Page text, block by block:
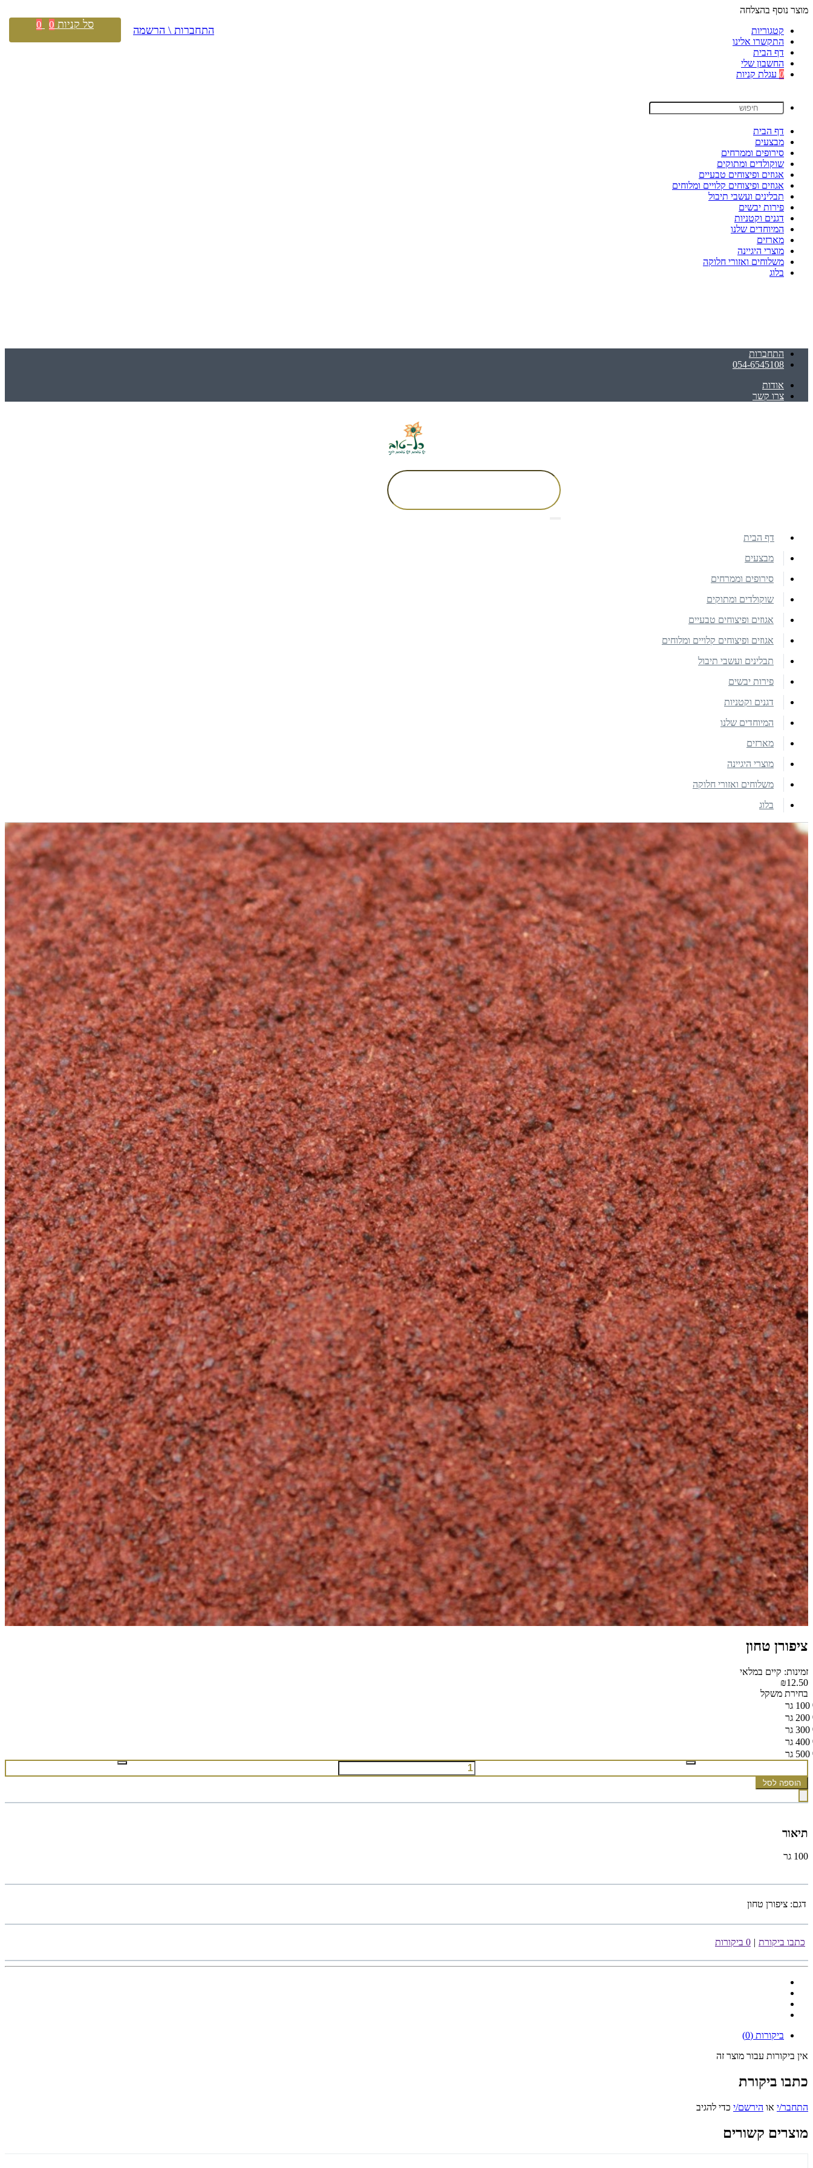
מוצר נוסף בהצלחה
קטגוריות
התקשרו אלינו
דף הבית
החשבון שלי
0 עגלת קניות
דף הבית
מבצעים
סירופים וממרחים
שוקולדים ומתוקים
אגוזים ופיצוחים טבעיים
אגוזים ופיצוחים קלויים ומלוחים
תבלינים ועשבי תיבול
פירות יבשים
דגנים וקטניות
המיוחדים שלנו
מארזים
מוצרי היגיינה
משלוחים ואזורי חלוקה
בלוג
התחברות
054-6545108
אודות
צרו קשר
התחברות \ הרשמה סל קניות 0
0
דף הבית
מבצעים
סירופים וממרחים
שוקולדים ומתוקים
אגוזים ופיצוחים טבעיים
אגוזים ופיצוחים קלויים ומלוחים
תבלינים ועשבי תיבול
פירות יבשים
דגנים וקטניות
המיוחדים שלנו
מארזים
מוצרי היגיינה
משלוחים ואזורי חלוקה
בלוג
ציפורן טחון
זמינות: קיים במלאי
₪12.50
בחירת משקל
100 גר
200 גר
300 גר
400 גר
500 גר
הוספה לסל
תיאור
100 גר
דגם: ציפורן טחון
כתבו ביקורת | 0 ביקורות
ביקורות (0)
אין ביקורות עבור מוצר זה
כתבו ביקורת
התחבר/י או הירשם/י כדי להגיב
מוצרים קשורים